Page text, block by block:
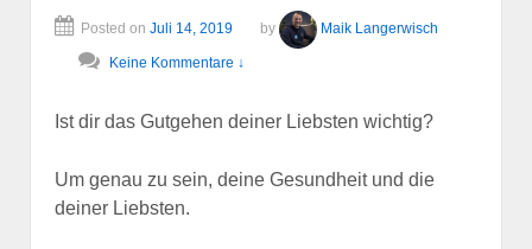
Posted on Juli 14, 2019 by Maik Langerwisch
Keine Kommentare ↓
Ist dir das Gutgehen deiner Liebsten wichtig?
Um genau zu sein, deine Gesundheit und die
deiner Liebsten.